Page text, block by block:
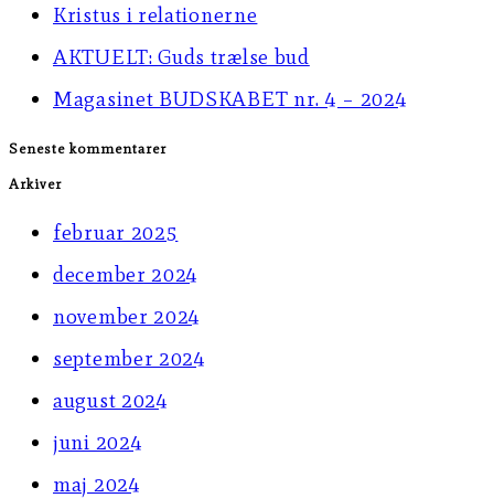
Kristus i relationerne
AKTUELT: Guds trælse bud
Magasinet BUDSKABET nr. 4 – 2024
Seneste kommentarer
Arkiver
februar 2025
december 2024
november 2024
september 2024
august 2024
juni 2024
maj 2024